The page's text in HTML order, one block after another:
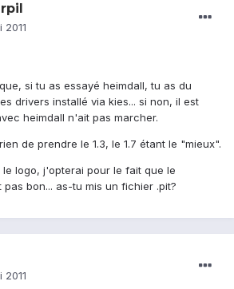
2011
si tu as essayé heimdall, tu as du
drivers installé via kies... si non, il est
heimdall n'ait pas marcher.
de prendre le 1.3, le 1.7 étant le "mieux".
logo, j'opterai pour le fait que le
bon... as-tu mis un fichier .pit?
2011